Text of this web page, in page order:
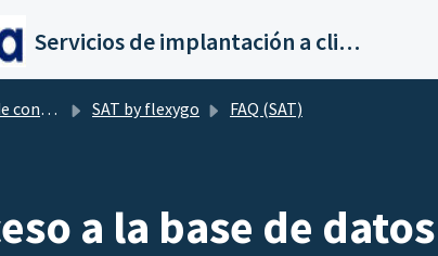
principal
Servicios de implantación a clientes de Ahora
SAT by flexygo FAQ (SAT)
a la base de